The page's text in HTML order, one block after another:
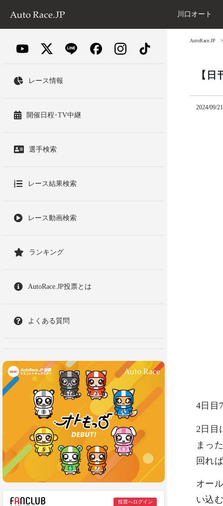
川口オート
レース情報
開催日程･TV中継
選手検索
レース結果検索
レース動画検索
ランキング
AutoRace.JP投票とは
よくある質問
投票へログイン
AutoRace.JP
【
2024/09/21
4日目
2日目
まっ
回れ
オー
い込